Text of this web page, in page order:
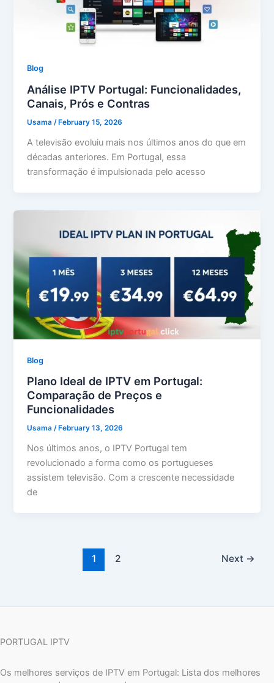
Blog
Análise IPTV Portugal: Funcionalidades,
Canais, Prós e Contras
Usama/ February 15, 2026
A televisão evoluiu mais nos últimos anos do que em
décadas anteriores. Em Portugal, essa
transformação é impulsionada pelo acesso
Blog
Plano Ideal de IPTV em Portugal:
Comparação de Preços e
Funcionalidades
Usama/ February 13, 2026
Nos últimos anos, o IPTV Portugal tem
revolucionado a forma como os portugueses
assistem televisão. Com a crescente necessidade
de
1 2 Next →
PORTUGAL IPTV
Os melhores serviços de IPTV em Portugal: Lista dos melhores